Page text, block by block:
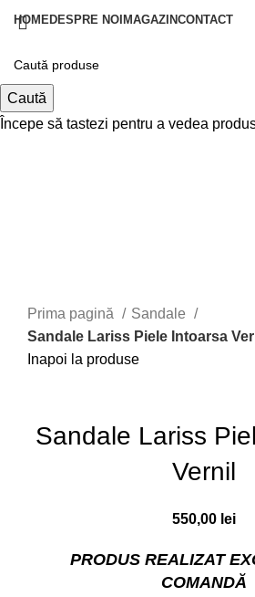
HOMEDESPRE NOI MAGAZINCONTACT
Prima pagină
Sandale
Sandale Lariss Piele Intoarsa
Inapoi la produse
Sandale Lariss
Vernil
550,00 lei
PRODUS REALIZAT
COMANDĂ
Caută
Începe să tastezi pentru a vedea